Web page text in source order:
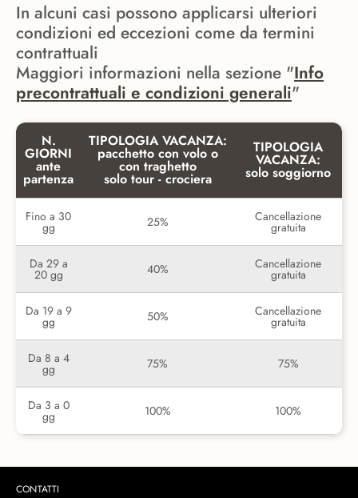
In alcuni casi possono applicarsi ulteriori
condizioni ed eccezioni come da termini
contrattuali
Maggiori informazioni nella sezione "Info
precontrattuali e condizioni generali"
N.
GIORNI
ante
partenza
TIPOLOGIA VACANZA:
pacchetto con volo o
con traghetto
solo tour - crociera
TIPOLOGIA
VACANZA:
solo soggiorno
Fino a 30
gg 25% Cancellazione
gratuita
Da 29 a
20 gg 40% Cancellazione
gratuita
Da 19 a 9
gg 50% Cancellazione
gratuita
Da 8 a 4
gg 75% 75%
Da 3 a 0
gg 100% 100%
CONTATTI